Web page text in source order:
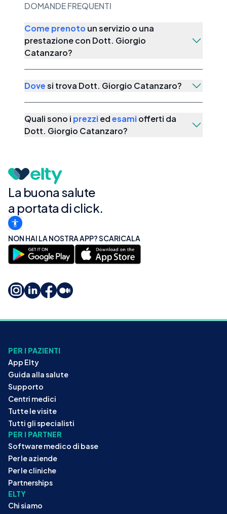
DOMANDE FREQUENTI
Come prenotoun servizio o una
prestazione con Dott. Giorgio
Catanzaro?
Dovesi trova Dott. Giorgio Catanzaro?
Quali sono i prezziedesamiofferti da
Dott. Giorgio Catanzaro?
La buona salute
a portata di click.
NON HAI LA NOSTRA APP? SCARICALA
PER I PAZIENTI
App Elty
Guida alla salute
Supporto
Centri medici
Tutte le visite
Tutti gli specialisti
PER I PARTNER
Software medico di base
Per le aziende
Per le cliniche
Partnerships
ELTY
Chi siamo